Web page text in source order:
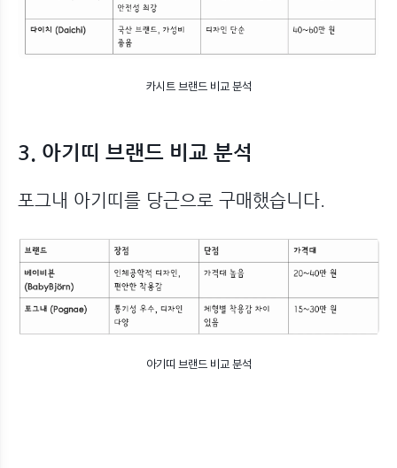
카시트 브랜드 비교 분석
3. 아기띠 브랜드 비교 분석
포그내 아기띠를 당근으로 구매했습니다.
아기띠 브랜드 비교 분석